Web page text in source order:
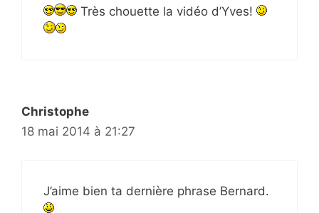
Très chouette la vidéo d’Yves!
Christophe
18 mai 2014 à 21:27
J’aime bien ta dernière phrase Bernard.